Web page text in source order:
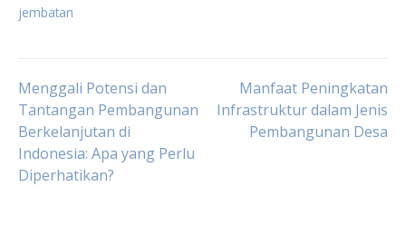
jembatan
Post
navigation
Menggali Potensi dan
Tantangan Pembangunan
Berkelanjutan di
Indonesia: Apa yang Perlu
Diperhatikan?
Manfaat Peningkatan
Infrastruktur dalam Jenis
Pembangunan Desa